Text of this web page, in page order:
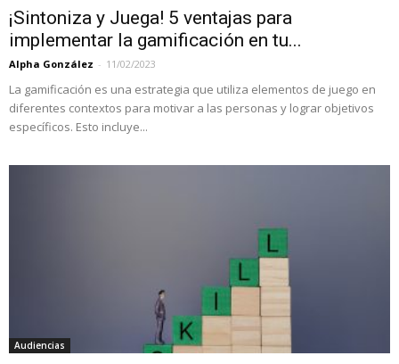
¡Sintoniza y Juega! 5 ventajas para
implementar la gamificación en tu...
Alpha González - 11/02/2023
La gamificación es una estrategia que utiliza elementos de juego en
diferentes contextos para motivar a las personas y lograr objetivos
específicos. Esto incluye...
Audiencias